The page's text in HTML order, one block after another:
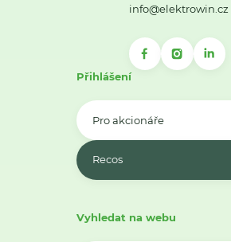
info@elektrowin.cz
Přihlášení
Pro akcionáře
Recos
Vyhledat na webu